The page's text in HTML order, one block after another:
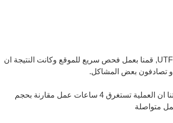
تم تحديث القواعد بنجاح إلى الترميز الجديد UTF-8, قمنا بعمل فحص سريع للموقع وكانت النتيجة ان
تصادفون بعض المشاكل.
وبالطبع نعتذر عن التأخر حيث كان في حساباتنا ان العملية تستغرق 4 ساعات عمل مقارنة بحجم